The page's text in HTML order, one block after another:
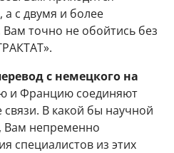
а с двумя и более
точно не обойтись без
с немецкого на
и Францию соединяют
В какой бы научной
Вам непременно
специалистов из этих